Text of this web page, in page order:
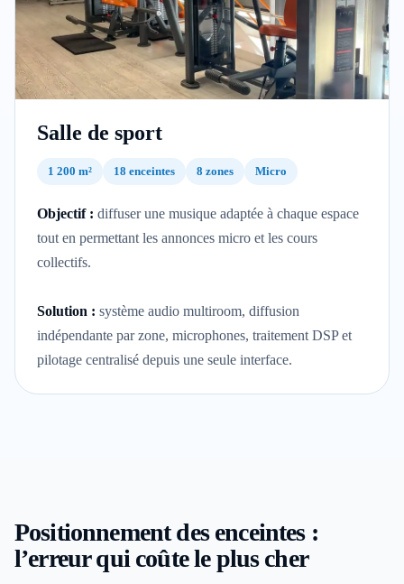
Salle de sport
1 200 m² 18 enceintes 8 zones Micro
Objectif : diffuser une musique adaptée à chaque espace
tout en permettant les annonces micro et les cours
collectifs.
Solution : système audio multiroom, diffusion
indépendante par zone, microphones, traitement DSP et
pilotage centralisé depuis une seule interface.
Positionnement des enceintes :
l’erreur qui coûte le plus cher